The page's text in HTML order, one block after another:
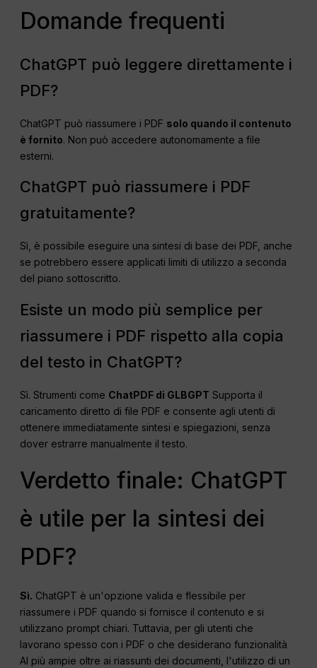
Domande frequenti
ChatGPT può leggere direttamente i
PDF?
ChatGPT può riassumere i PDF solo quando il contenuto
è fornito. Non può accedere autonomamente a file
esterni.
ChatGPT può riassumere i PDF
gratuitamente?
Sì, è possibile eseguire una sintesi di base dei PDF, anche
se potrebbero essere applicati limiti di utilizzo a seconda
del piano sottoscritto.
Esiste un modo più semplice per
riassumere i PDF rispetto alla copia
del testo in ChatGPT?
Sì. Strumenti come ChatPDF di GLBGPT Supporta il
caricamento diretto di file PDF e consente agli utenti di
ottenere immediatamente sintesi e spiegazioni, senza
dover estrarre manualmente il testo.
Verdetto finale: ChatGPT
è utile per la sintesi dei
PDF?
Sì. ChatGPT è un'opzione valida e flessibile per
riassumere i PDF quando si fornisce il contenuto e si
utilizzano prompt chiari. Tuttavia, per gli utenti che
lavorano spesso con i PDF o che desiderano funzionalità
AI più ampie oltre ai riassunti dei documenti, l'utilizzo di un